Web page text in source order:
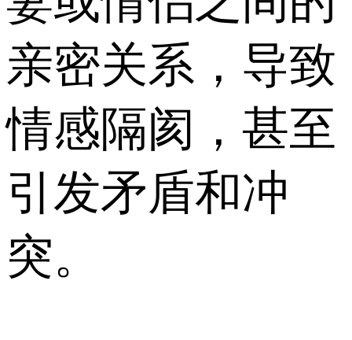
亲密关系，导致
情感隔阂，甚至
引发矛盾和冲
突。